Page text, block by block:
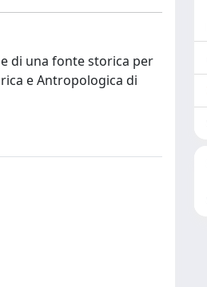
di una fonte storica per
e Antropologica di